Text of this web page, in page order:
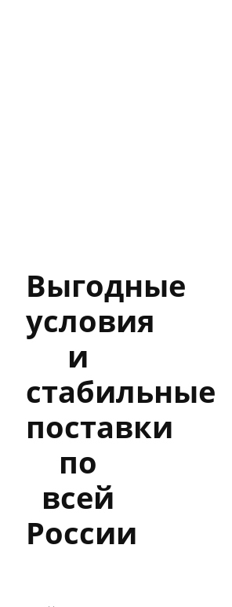
Выгодные
условия
и
стабильные
поставки
по
всей
России